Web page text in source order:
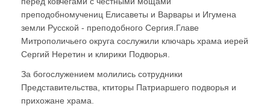
преподобномучениц Елисаветы и Варвары и Игумена
земли Русской - преподобного Сергия.Главе
Митрополичьего округа сослужили ключарь храма иерей
Сергий Неретин и клирики Подворья.
За богослужением молились сотрудники
Представительства, ктиторы Патриаршего подворья и
прихожане храма.